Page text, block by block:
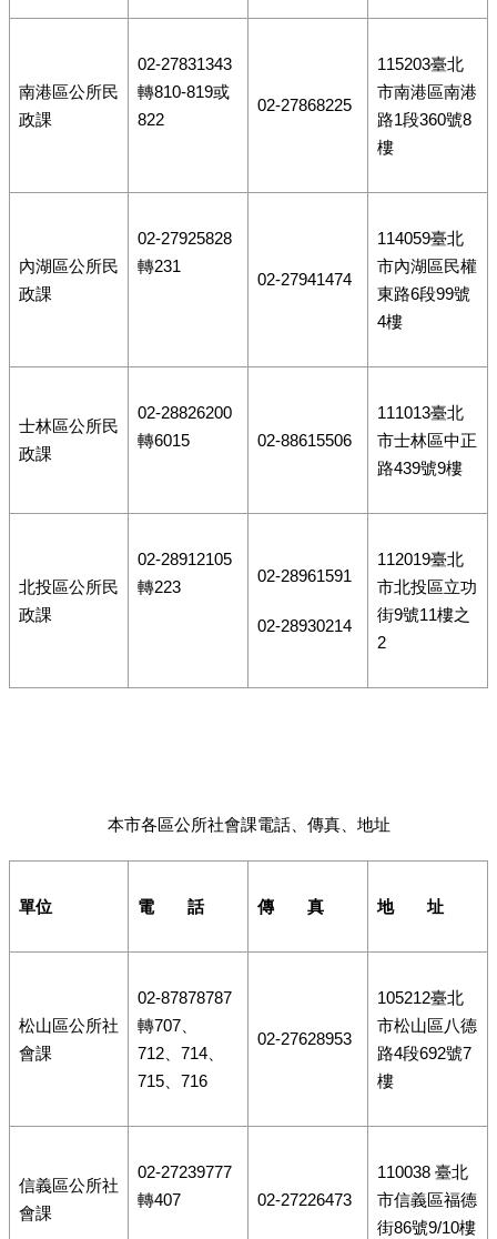
南港區公所民
政課
02-27831343
轉810-819或
822
02-27868225
115203臺北
市南港區南港
路1段360號8
樓
內湖區公所民
政課
02-27925828
轉231
02-27941474
114059臺北
市內湖區民權
東路6段99號
4樓
士林區公所民
政課
02-28826200
轉6015
02-88615506
111013臺北
市士林區中正
路439號9樓
北投區公所民
政課
02-28912105
轉223
02-28961591
02-28930214
112019臺北
市北投區立功
街9號11樓之
2
本市各區公所社會課電話、傳真、地址
單位 電 話 傳 真 地 址
松山區公所社
會課
02-87878787
轉707、
712、714、
715、716
02-27628953
105212臺北
市松山區八德
路4段692號7
樓
信義區公所社
會課
02-27239777
轉407
02-27226473
110038 臺北
市信義區福德
街86號9/10樓